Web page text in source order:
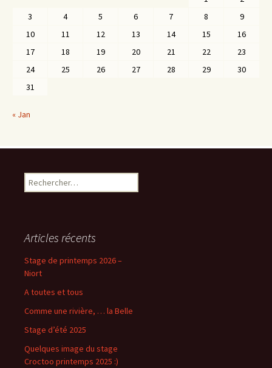
3
4 5 6 7 8
9
10
11 12 13 14 15
16
17
18 19 20 21 22
23
24
25 26 27 28 29
30
31
« Jan
Rechercher :
Articles récents
Stage de printemps 2026 –
Niort
A toutes et tous
Comme une rivière, … la Belle
Stage d’été 2025
Quelques image du stage
Croctoo printemps 2025 :)